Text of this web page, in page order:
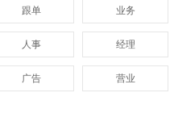
跟单 业务
人事 经理
广告 营业